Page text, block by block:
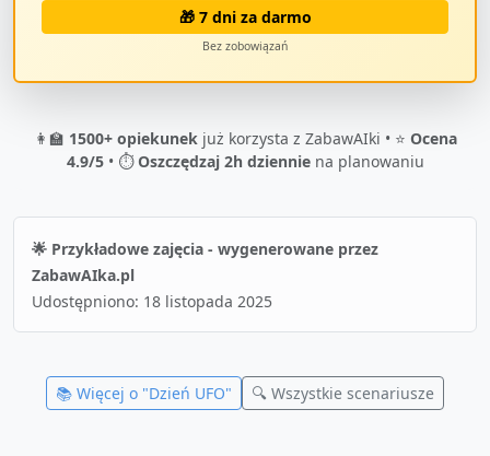
🎁 7 dni za darmo
Bez zobowiązań
👩‍🏫 1500+ opiekunekjuż korzysta z ZabawAIki • ⭐ Ocena
4.9/5• ⏱️Oszczędzaj 2h dzienniena planowaniu
🌟 Przykładowe zajęcia - wygenerowane przez
ZabawAIka.pl
Udostępniono: 18 listopada 2025
📚 Więcej o "Dzień UFO" 🔍 Wszystkie scenariusze